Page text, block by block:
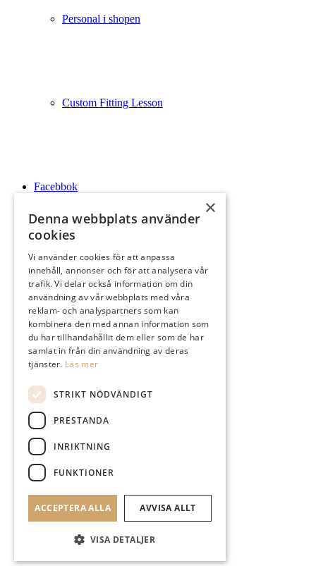
Personal i shopen
Custom Fitting Lesson
Facebbok
Instagram
Logga In
Menu Menu
×
Denna webbplats använder
cookies
Vi använder cookies för att anpassa
innehåll, annonser och för att analysera vår
trafik. Vi delar också information om din
användning av vår webbplats med våra
reklam- och analyspartners som kan
kombinera den med annan information som
du har tillhandahållit dem eller som de har
samlat in från din användning av deras
tjänster. Läs mer
STRIKT NÖDVÄNDIGT
PRESTANDA
INRIKTNING
FUNKTIONER
ACCEPTERA ALLA AVVISA ALLT
VISA DETALJER